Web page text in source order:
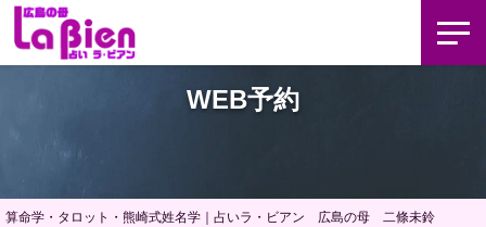
WEB予約
算命学・タロット・熊崎式姓名学｜占いラ・ビアン 広島の母 二條未鈴